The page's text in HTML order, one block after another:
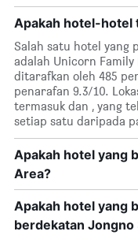
Apakah hotel-hotel
Salah satu hotel yang
adalah Unicorn Family
ditarafkan oleh 485
penarafan 9.3/10.
termasuk dan , yang
setiap satu daripada
Apakah hotel yang
Area?
Apakah hotel yang
berdekatan